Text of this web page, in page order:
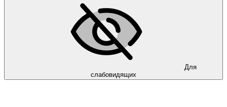
Для
слабовидящих